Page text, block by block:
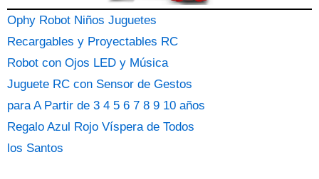
Ophy Robot Niños Juguetes
Recargables y Proyectables RC
Robot con Ojos LED y Música
Juguete RC con Sensor de Gestos
para A Partir de 3 4 5 6 7 8 9 10 años
Regalo Azul Rojo Víspera de Todos
los Santos